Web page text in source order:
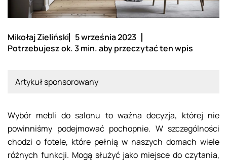
Mikołaj Zieliński
5 września 2023
Potrzebujesz ok. 3 min. aby przeczytać ten wpis
Artykuł sponsorowany
Wybór mebli do salonu to ważna decyzja, której nie
powinniśmy podejmować pochopnie. W szczególności
chodzi o fotele, które pełnią w naszych domach wiele
różnych funkcji. Mogą służyć jako miejsce do czytania,